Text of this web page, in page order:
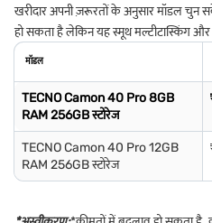
खरीदार अपनी ज़रूरतों के अनुसार मॉडल चुन
हो सकता है लेकिन यह स्मूथ मल्टीटास्किंग और
मॉडल
TECNO Camon 40 Pro 8GB
RAM 256GB स्टोरेज
TECNO Camon 40 Pro 12GB
RAM 256GB स्टोरेज